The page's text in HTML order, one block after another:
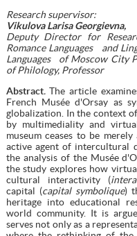
Research supervisor:
Vikulova Larisa Georgievna,
Deputy Director for
Romance Languages and
Languages of Moscow City
of Philology, Professor
Abstract.The article
French Musée d'Orsay as
globalization. In the context
by multimediality and
museum ceases to be
active agent of intercultural
the analysis of the Musée
the study explores how
cultural interactivity (
capital (capital symbolique)
heritage into educational
world community. It is
serves not only as a